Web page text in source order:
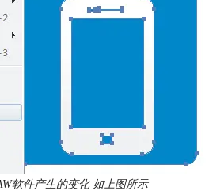
软件产生的变化 如上图所示